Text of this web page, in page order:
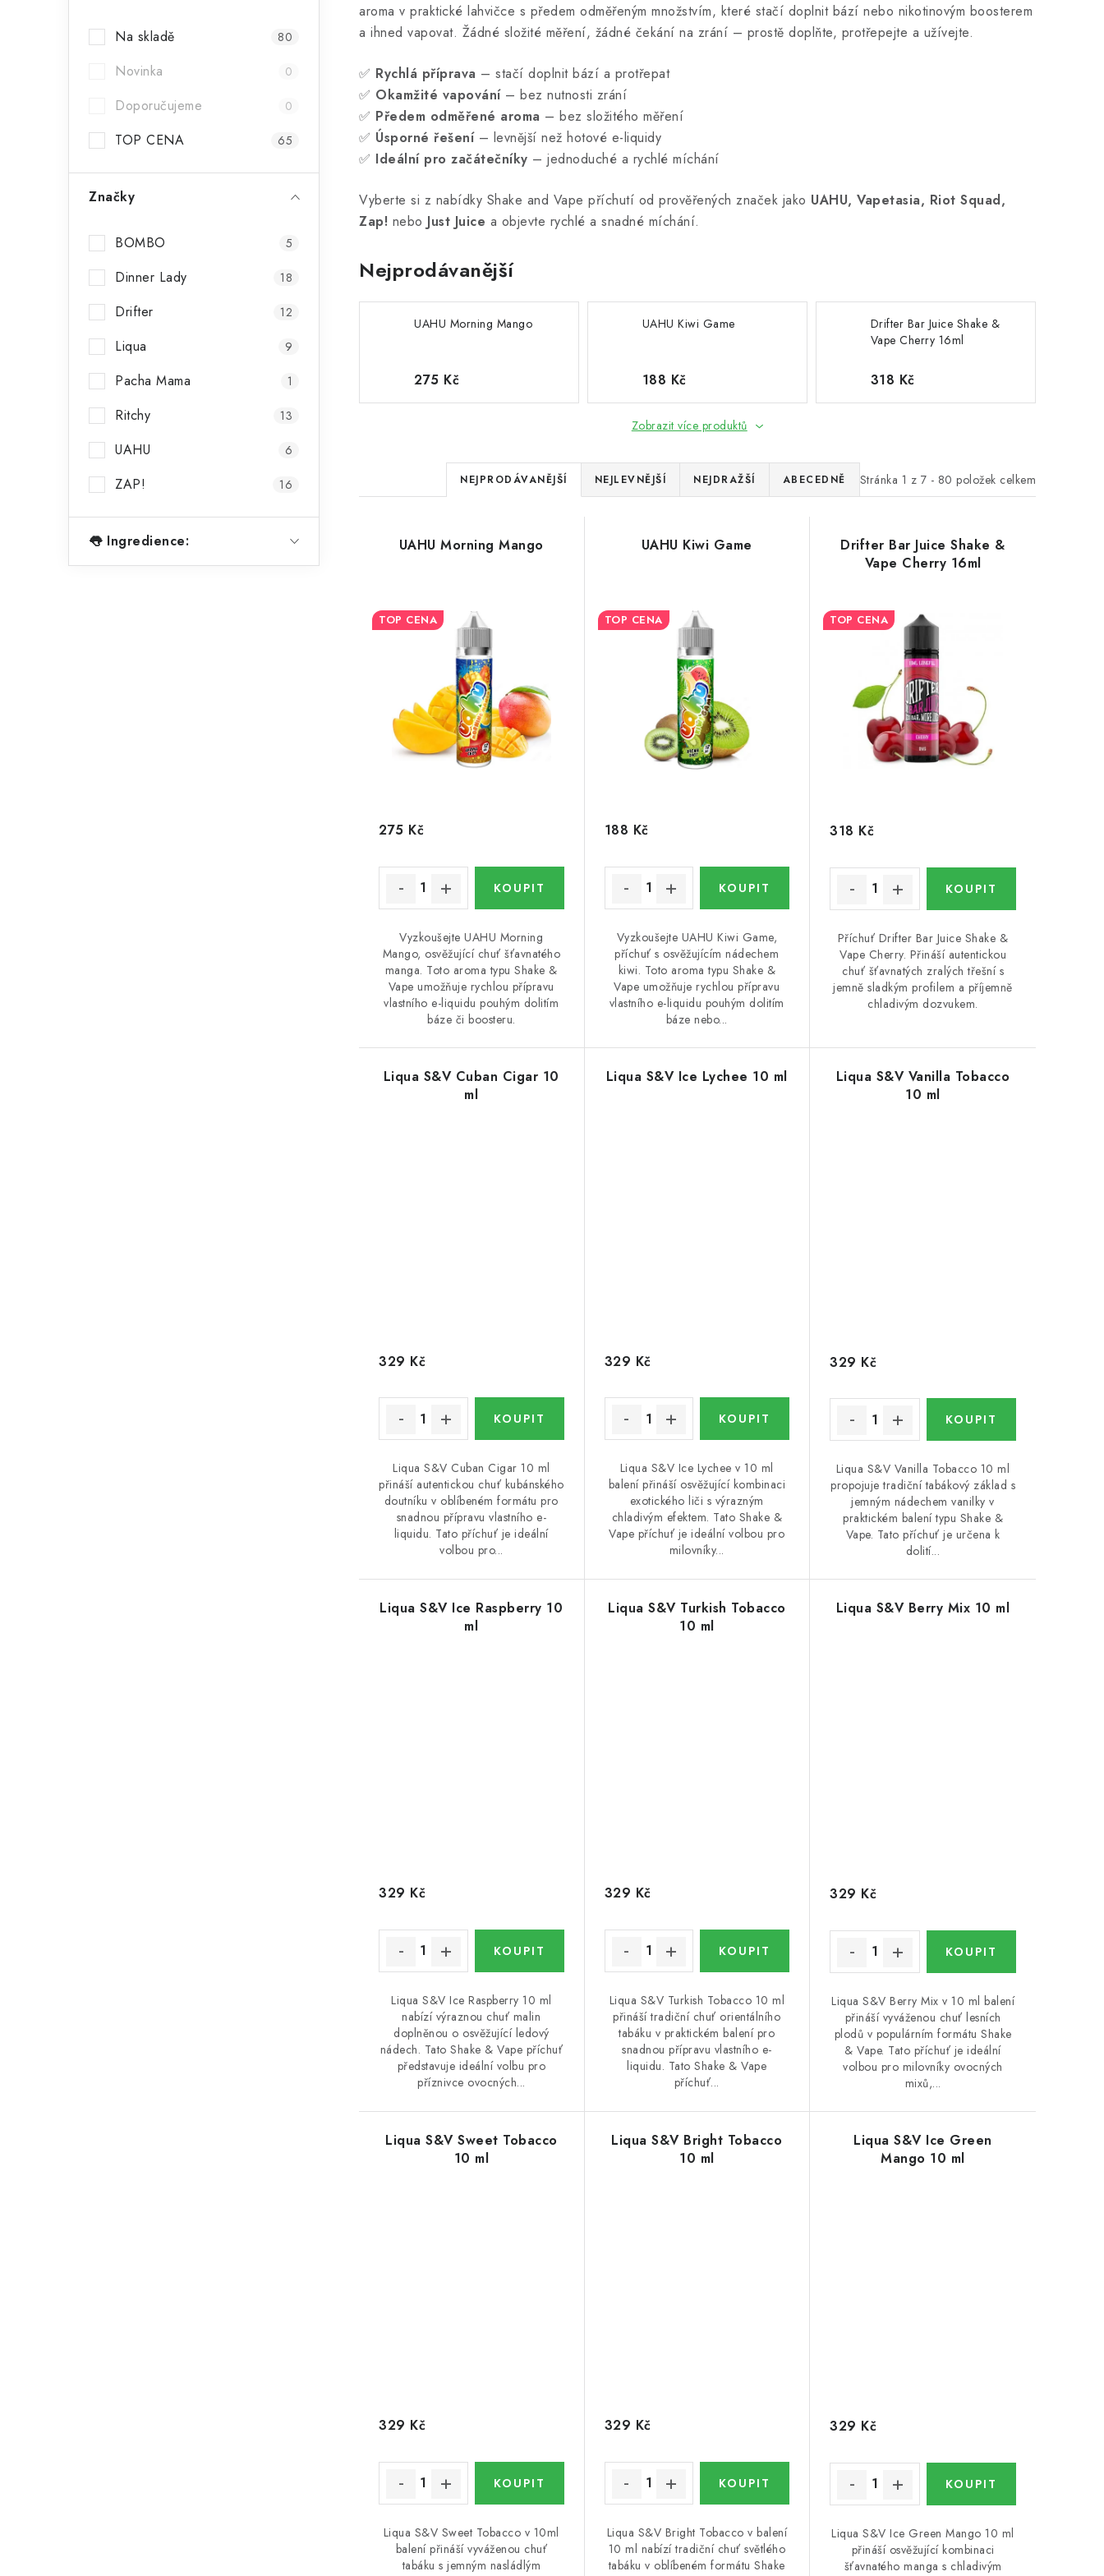
a
Na skladě 80
Novinka 0
Doporučujeme 0
TOP CENA 65
Značky
BOMBO 5
Dinner Lady 18
Drifter 12
Liqua 9
Pacha Mama 1
Ritchy 13
UAHU 6
ZAP! 16
👅 Ingredience:
aroma v praktické lahvičce s předem odměřeným množstvím, které stačí doplnit bází nebo nikotinovým boosterem
a ihned vapovat. Žádné složité měření, žádné čekání na zrání – prostě doplňte, protřepejte a užívejte.
✅ Rychlá příprava – stačí doplnit bází a protřepat
✅ Okamžité vapování – bez nutnosti zrání
✅ Předem odměřené aroma – bez složitého měření
✅ Úsporné řešení – levnější než hotové e-liquidy
✅ Ideální pro začátečníky – jednoduché a rychlé míchání
Vyberte si z nabídky Shake and Vape příchutí od prověřených značek jako UAHU, Vapetasia, Riot Squad,
Zap! nebo Just Juice a objevte rychlé a snadné míchání.
Nejprodávanější
UAHU Morning Mango
275 Kč
UAHU Kiwi Game
188 Kč
Drifter Bar Juice Shake &
Vape Cherry 16ml
318 Kč
Zobrazit více produktů
Stránka 1 z 7 - 80 položek celkem
Ř
a
z
p
r
o
d
ů
NEJPRODÁVANĚJŠÍ NEJLEVNĚJŠÍ NEJDRAŽŠÍ ABECEDNĚ
UAHU Morning Mango
TOP CENA
275 Kč
Vyzkoušejte UAHU Morning
Mango, osvěžující chuť šťavnatého
manga. Toto aroma typu Shake &
Vape umožňuje rychlou přípravu
vlastního e-liquidu pouhým dolitím
báze či boosteru.
UAHU Kiwi Game
TOP CENA
188 Kč
Vyzkoušejte UAHU Kiwi Game,
příchuť s osvěžujícím nádechem
kiwi. Toto aroma typu Shake &
Vape umožňuje rychlou přípravu
vlastního e-liquidu pouhým dolitím
báze nebo...
Drifter Bar Juice Shake &
Vape Cherry 16ml
TOP CENA
318 Kč
Příchuť Drifter Bar Juice Shake &
Vape Cherry. Přináší autentickou
chuť šťavnatých zralých třešní s
jemně sladkým profilem a příjemně
chladivým dozvukem.
Liqua S&V Cuban Cigar 10
ml
329 Kč
Liqua S&V Cuban Cigar 10 ml
přináší autentickou chuť kubánského
doutníku v oblíbeném formátu pro
snadnou přípravu vlastního e-
liquidu. Tato příchuť je ideální
volbou pro...
Liqua S&V Ice Lychee 10 ml
329 Kč
Liqua S&V Ice Lychee v 10 ml
balení přináší osvěžující kombinaci
exotického liči s výrazným
chladivým efektem. Tato Shake &
Vape příchuť je ideální volbou pro
milovníky...
Liqua S&V Vanilla Tobacco
10 ml
329 Kč
Liqua S&V Vanilla Tobacco 10 ml
propojuje tradiční tabákový základ s
jemným nádechem vanilky v
praktickém balení typu Shake &
Vape. Tato příchuť je určena k
dolití...
Liqua S&V Ice Raspberry 10
ml
329 Kč
Liqua S&V Ice Raspberry 10 ml
nabízí výraznou chuť malin
doplněnou o osvěžující ledový
nádech. Tato Shake & Vape příchuť
představuje ideální volbu pro
příznivce ovocných...
Liqua S&V Turkish Tobacco
10 ml
329 Kč
Liqua S&V Turkish Tobacco 10 ml
přináší tradiční chuť orientálního
tabáku v praktickém balení pro
snadnou přípravu vlastního e-
liquidu. Tato Shake & Vape
příchuť...
Liqua S&V Berry Mix 10 ml
329 Kč
Liqua S&V Berry Mix v 10 ml balení
přináší vyváženou chuť lesních
plodů v populárním formátu Shake
& Vape. Tato příchuť je ideální
volbou pro milovníky ovocných
mixů,...
Liqua S&V Sweet Tobacco
10 ml
329 Kč
Liqua S&V Sweet Tobacco v 10ml
balení přináší vyváženou chuť
tabáku s jemným nasládlým
Liqua S&V Bright Tobacco
10 ml
329 Kč
Liqua S&V Bright Tobacco v balení
10 ml nabízí tradiční chuť světlého
tabáku v oblíbeném formátu Shake
Liqua S&V Ice Green
Mango 10 ml
329 Kč
Liqua S&V Ice Green Mango 10 ml
přináší osvěžující kombinaci
šťavnatého manga s chladivým